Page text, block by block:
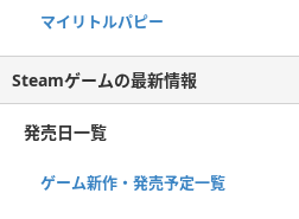
マイリトルパピー
Steamゲームの最新情報
発売日一覧
ゲーム新作・発売予定一覧